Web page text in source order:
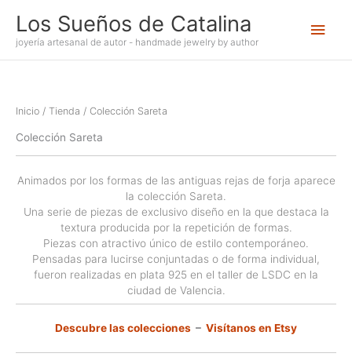
contenido
Los Sueños de Catalina
joyería artesanal de autor - handmade jewelry by author
Inicio / Tienda / Colección Sareta
Colección Sareta
Animados por los formas de las antiguas rejas de forja aparece
la colección Sareta.
Una serie de piezas de exclusivo diseño en la que destaca la
textura producida por la repetición de formas.
Piezas con atractivo único de estilo contemporáneo.
Pensadas para lucirse conjuntadas o de forma individual,
fueron realizadas en plata 925 en el taller de LSDC en la
ciudad de Valencia.
Descubre las colecciones – Visítanos en Etsy